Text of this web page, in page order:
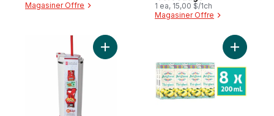
Magasiner Offre
1 ea, 15,00 $/1ch
Magasiner Offre
Ajouter Bouteille isotherme en acierAjouter